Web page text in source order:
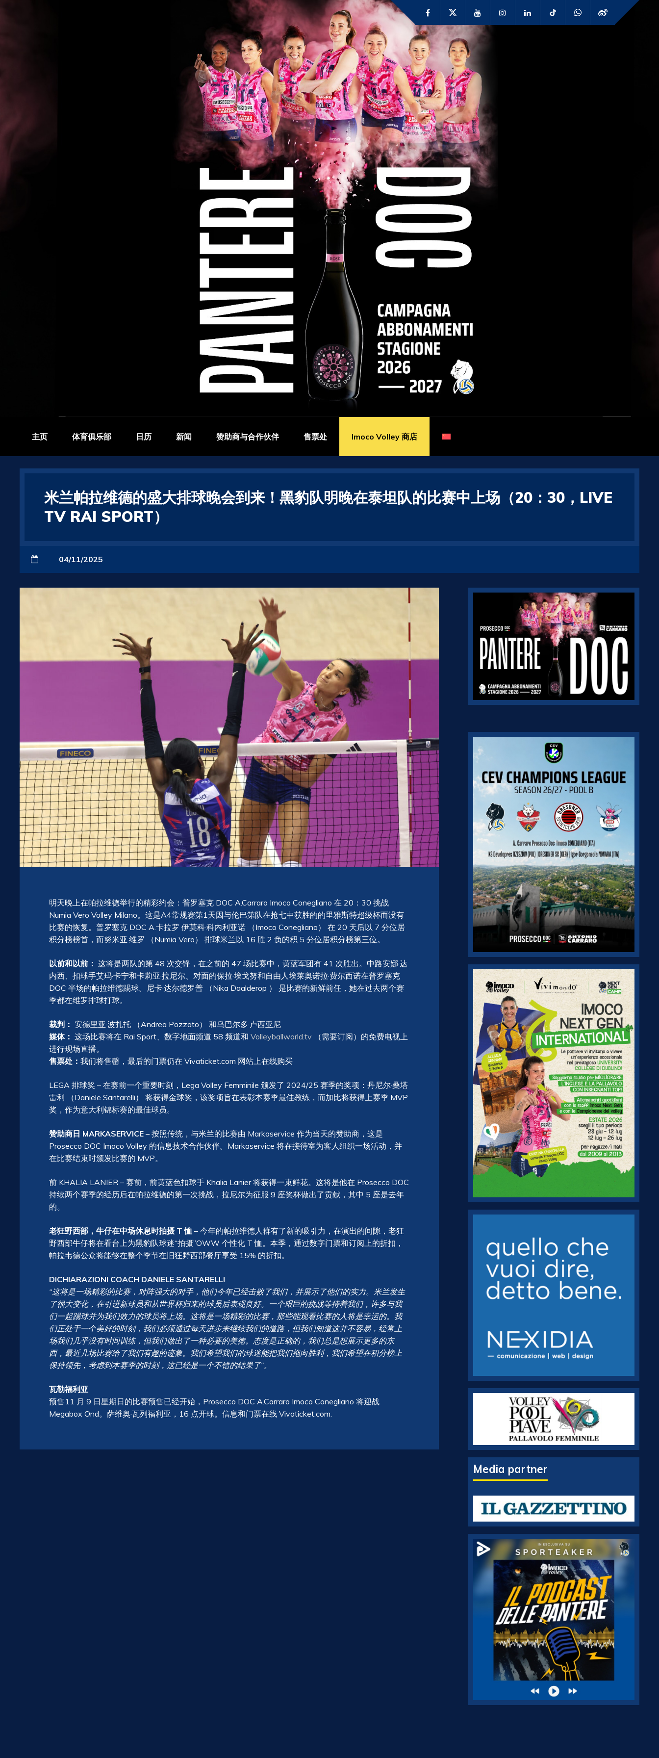
主页 体育俱乐部 日历 新闻 赞助商与合作伙伴 售票处 Imoco Volley 商店
米兰帕拉维德的盛大排球晚会到来！黑豹队明晚在泰坦队的比赛中上场（20：30，LIVE
TV RAI SPORT）
04/11/2025
明天晚上在帕拉维德举行的精彩约会：普罗塞克 DOC A.Carraro Imoco Conegliano 在 20：30 挑战
Numia Vero Volley Milano。这是A4常规赛第1天因与伦巴第队在抢七中获胜的的里雅斯特超级杯而没有
比赛的恢复。普罗塞克 DOC A.卡拉罗 伊莫科·科内利亚诺 （Imoco Conegliano） 在 20 天后以 7 分位居
积分榜榜首，而努米亚·维罗 （Numia Vero） 排球米兰以 16 胜 2 负的积 5 分位居积分榜第三位。
以前和以前： 这将是两队的第 48 次交锋，在之前的 47 场比赛中，黄蓝军团有 41 次胜出。中路安娜·达
内西、扣球手艾玛·卡宁和卡莉亚·拉尼尔、对面的保拉·埃戈努和自由人埃莱奥诺拉·费尔西诺在普罗塞克
DOC 半场的帕拉维德踢球。尼卡·达尔德罗普 （Nika Daalderop ） 是比赛的新鲜前任，她在过去两个赛
季都在维罗排球打球。
裁判： 安德里亚·波扎托 （Andrea Pozzato） 和乌巴尔多·卢西亚尼
媒体： 这场比赛将在 Rai Sport、数字地面频道 58 频道和 Volleyballworld.tv （需要订阅）的免费电视上
进行现场直播。
售票处： 我们将售罄，最后的门票仍在 Vivaticket.com 网站上在线购买
LEGA 排球奖 – 在赛前一个重要时刻，Lega Volley Femminile 颁发了 2024/25 赛季的奖项：丹尼尔·桑塔
雷利 （Daniele Santarelli） 将获得金球奖，该奖项旨在表彰本赛季最佳教练，而加比将获得上赛季 MVP
奖，作为意大利锦标赛的最佳球员。
赞助商日 MARKASERVICE – 按照传统，与米兰的比赛由 Markaservice 作为当天的赞助商，这是
Prosecco DOC Imoco Volley 的信息技术合作伙伴。Markaservice 将在接待室为客人组织一场活动，并
在比赛结束时颁发比赛的 MVP。
前 KHALIA LANIER – 赛前，前黄蓝色扣球手 Khalia Lanier 将获得一束鲜花。这将是他在 Prosecco DOC
持续两个赛季的经历后在帕拉维德的第一次挑战，拉尼尔为征服 9 座奖杯做出了贡献，其中 5 座是去年
的。
老狂野西部，牛仔在中场休息时拍摄 T 恤 – 今年的帕拉维德人群有了新的吸引力，在演出的间隙，老狂
野西部牛仔将在看台上为黑豹队球迷“拍摄”OWW 个性化 T 恤。本季，通过数字门票和订阅上的折扣，
帕拉韦德公众将能够在整个季节在旧狂野西部餐厅享受 15% 的折扣。
DICHIARAZIONI COACH DANIELE SANTARELLI
“这将是一场精彩的比赛，对阵强大的对手，他们今年已经击败了我们，并展示了他们的实力。米兰发生
了很大变化，在引进新球员和从世界杯归来的球员后表现良好。一个艰巨的挑战等待着我们，许多与我
们一起踢球并为我们效力的球员将上场。这将是一场精彩的比赛，那些能观看比赛的人将是幸运的。我
们正处于一个美好的时刻，我们必须通过每天进步来继续我们的道路，但我们知道这并不容易，经常上
场我们几乎没有时间训练，但我们做出了一种必要的美德。态度是正确的，我们总是想展示更多的东
西，最近几场比赛给了我们有趣的迹象。我们希望我们的球迷能把我们拖向胜利，我们希望在积分榜上
保持领先，考虑到本赛季的时刻，这已经是一个不错的结果了“。
瓦勒福利亚
预售11 月 9 日星期日的比赛预售已经开始，Prosecco DOC A.Carraro Imoco Conegliano 将迎战
Megabox Ond。萨维奥·瓦列福利亚，16 点开球。信息和门票在线 Vivaticket.com.
Media partner